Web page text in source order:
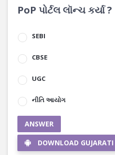
PoP પોર્ટલ લૉન્ચ કર્યા ?
SEBI
CBSE
UGC
નીતિ આયોગ
ANSWER
DOWNLOAD